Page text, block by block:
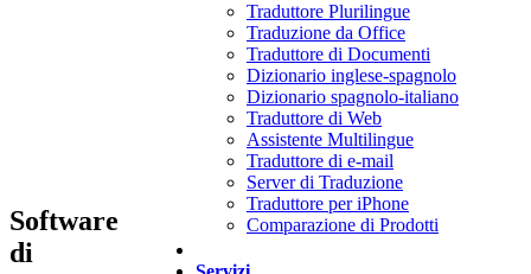
Software
di
Traduttore Plurilingue
Traduzione da Office
Traduttore di Documenti
Dizionario inglese-spagnolo
Dizionario spagnolo-italiano
Traduttore di Web
Assistente Multilingue
Traduttore di e-mail
Server di Traduzione
Traduttore per iPhone
Comparazione di Prodotti